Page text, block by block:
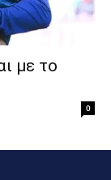
με το
0